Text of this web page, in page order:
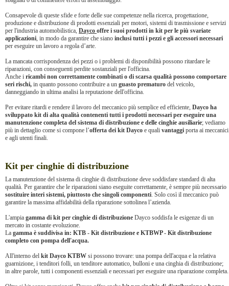
Consapevole di queste sfide e forte delle sue competenze nella ricerca, progettazione,
produzione e distribuzione di prodotti essenziali per motori, sistemi di trasmissione e servizi
per l'industria automobilistica, Dayco offre i suoi prodotti in kit per le più svariate
applicazioni, in modo da garantire che siano inclusi tutti i pezzi e gli accessori necessari
per eseguire un lavoro a regola d’arte.
La mancata corrispondenza dei pezzi o i problemi di disponibilità possono ritardare le
riparazioni, con conseguenti perdite sostanziali per l'officina.
Anche i ricambi non correttamente combinati o di scarsa qualità possono comportare
seri rischi, in quanto possono contribuire a un guasto prematuro del veicolo,
danneggiando in ultima analisi la reputazione dell'officina.
Per evitare ritardi e rendere il lavoro del meccanico più semplice ed efficiente, Dayco ha
sviluppato kit di alta qualità contenenti tutti i prodotti necessari per eseguire una
manutenzione completa del sistema di distribuzione e delle cinghie ausiliarie; vediamo
più in dettaglio come si compone l’offerta dei kit Dayco e quali vantaggi porta ai meccanici
e agli utenti finali.
Kit per cinghie di distribuzione
La manutenzione del sistema di cinghie di distribuzione deve soddisfare standard di alta
qualità. Per garantire che le riparazioni siano eseguite correttamente, è sempre più necessario
sostituire interi sistemi, piuttosto che singoli componenti. Solo così il meccanico può
garantire la massima affidabilità della riparazione sottolinea l’azienda.
L'ampia gamma di kit per cinghie di distribuzione Dayco soddisfa le esigenze di un
mercato in costante evoluzione.
La gamma è suddivisa in: KTB - Kit distribuzione e KTBWP - Kit distribuzione
completo con pompa dell'acqua.
All'interno del kit Dayco KTBW si possono trovare: una pompa dell'acqua e la relativa
guarnizione, i tenditori folli, un tenditore automatico, bulloni e una cinghia di distribuzione;
in altre parole, tutti i componenti essenziali e necessari per eseguire una riparazione completa.